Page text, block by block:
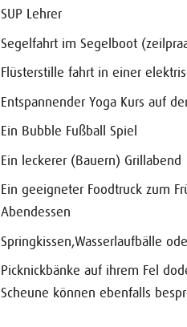
SUP Lehrer
Segelfahrt im Segelboot
Flüsterstille fahrt in einer
Entspannender Yoga Kurs auf
Ein Bubble Fußball Spiel
Ein leckerer (Bauern) Grillabend
Ein geeigneter Foodtruck zum
Abendessen
Springkissen,Wasserlaufbälle
Picknickbänke auf ihrem Fel
Scheune können ebenfalls